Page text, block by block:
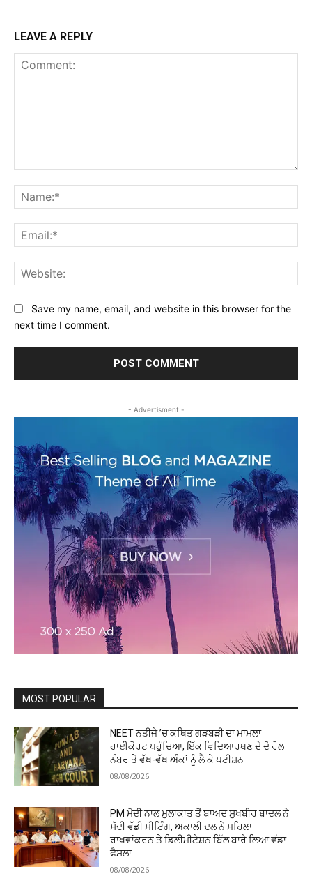
LEAVE A REPLY
Save my name, email, and website in this browser for the
next time I comment.
- Advertisment -
MOST POPULAR
NEET ਨਤੀਜੇ ’ਚ ਕਥਿਤ ਗੜਬੜੀ ਦਾ ਮਾਮਲਾ
ਹਾਈਕੋਰਟ ਪਹੁੰਚਿਆ, ਇੱਕ ਵਿਦਿਆਰਥਣ ਦੇ ਦੋ ਰੋਲ
ਨੰਬਰ ਤੇ ਵੱਖ-ਵੱਖ ਅੰਕਾਂ ਨੂੰ ਲੈ ਕੇ ਪਟੀਸ਼ਨ
08/08/2026
PM ਮੋਦੀ ਨਾਲ ਮੁਲਾਕਾਤ ਤੋਂ ਬਾਅਦ ਸੁਖਬੀਰ ਬਾਦਲ ਨੇ
ਸੱਦੀ ਵੱਡੀ ਮੀਟਿੰਗ, ਅਕਾਲੀ ਦਲ ਨੇ ਮਹਿਲਾ
ਰਾਖਵਾਂਕਰਨ ਤੇ ਡਿਲੀਮੀਟੇਸ਼ਨ ਬਿੱਲ ਬਾਰੇ ਲਿਆ ਵੱਡਾ
ਫੈਸਲਾ
08/08/2026